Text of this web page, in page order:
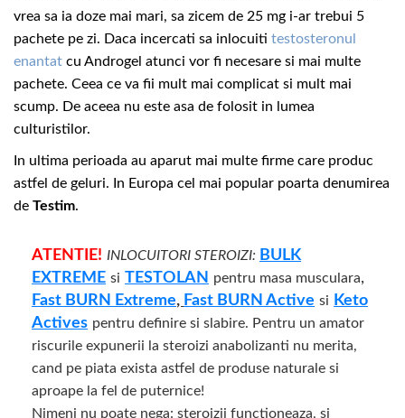
vrea sa ia doze mai mari, sa zicem de 25 mg i-ar trebui 5
pachete pe zi. Daca incercati sa inlocuiti testosteronul
enantat cu Androgel atunci vor fi necesare si mai multe
pachete. Ceea ce va fii mult mai complicat si mult mai
scump. De aceea nu este asa de folosit in lumea
culturistilor.
In ultima perioada au aparut mai multe firme care produc
astfel de geluri. In Europa cel mai popular poarta denumirea
de Testim.